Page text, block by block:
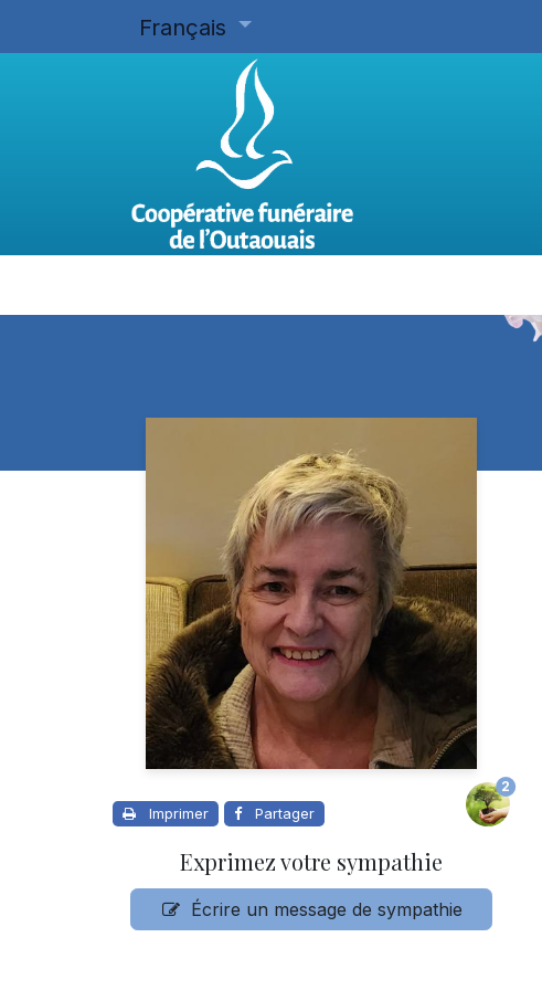
Français
Imprimer Partager
2
Exprimez votre sympathie
Écrire un message de sympathie